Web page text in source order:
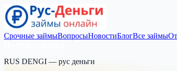
Срочные займыВопросыНовостиБлогВсе займы
RUS DENGI — рус деньги